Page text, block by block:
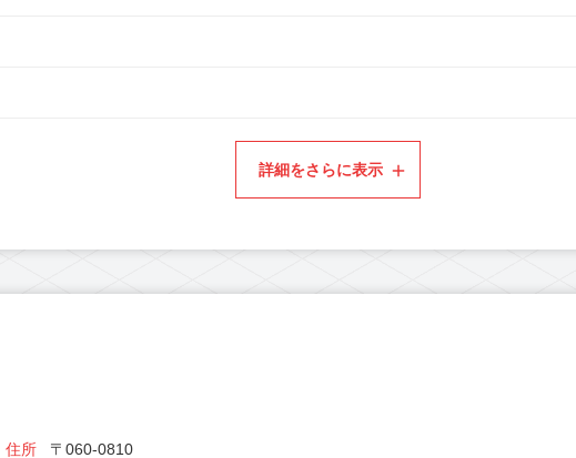
詳細をさらに表示
住所 〒060-0810